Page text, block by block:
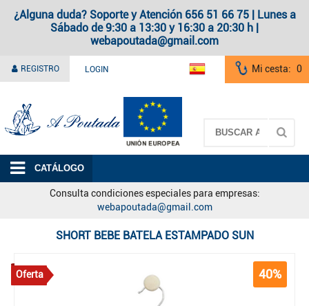
¿Alguna duda? Soporte y Atención 656 51 66 75 | Lunes a
Sábado de 9:30 a 13:30 y 16:30 a 20:30 h |
webapoutada@gmail.com
REGISTRO LOGIN Mi cesta: 0
CATÁLOGO
Consulta condiciones especiales para empresas:
webapoutada@gmail.com
SHORT BEBE BATELA ESTAMPADO SUN
Oferta 40%